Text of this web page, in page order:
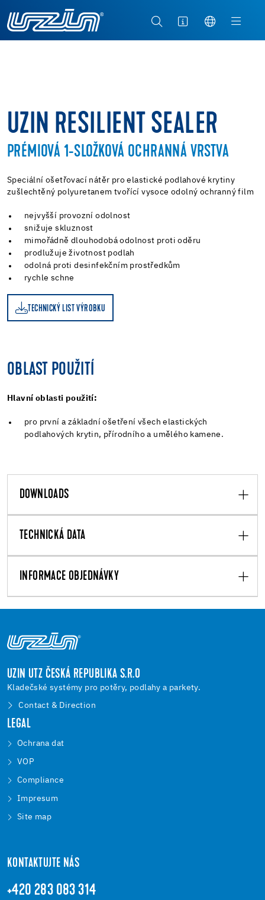
UZIN RESILIENT SEALER
PRÉMIOVÁ 1-SLOŽKOVÁ OCHRANNÁ VRSTVA
Speciální ošetřovací nátěr pro elastické podlahové krytiny
zušlechtěný polyuretanem tvořící vysoce odolný ochranný film
nejvyšší provozní odolnost
snižuje skluznost
mimořádně dlouhodobá odolnost proti oděru
prodlužuje životnost podlah
odolná proti desinfekčním prostředkům
rychle schne
TECHNICKÝ LIST VÝROBKU
OBLAST POUŽITÍ
Hlavní oblasti použití:
pro první a základní ošetření všech elastických
podlahových krytin, přírodního a umělého kamene.
DOWNLOADS
TECHNICKÁ DATA
INFORMACE OBJEDNÁVKY
UZIN UTZ ČESKÁ REPUBLIKA S.R.O
Kladečské systémy pro potěry, podlahy a parkety.
Contact & Direction
LEGAL
Ochrana dat
VOP
Compliance
Impresum
Site map
KONTAKTUJTE NÁS
+420 283 083 314